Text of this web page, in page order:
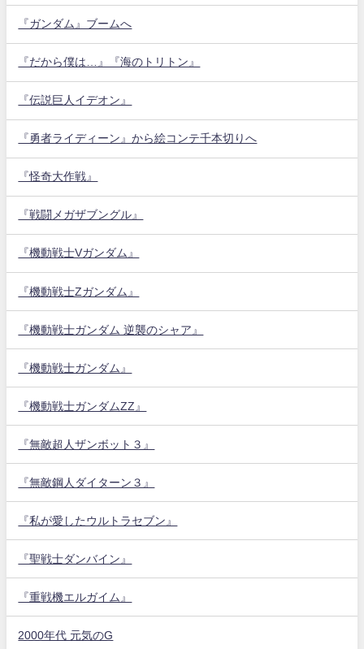
『ガンダム』ブームへ
『だから僕は…』『海のトリトン』
『伝説巨人イデオン』
『勇者ライディーン』から絵コンテ千本切りへ
『怪奇大作戦』
『戦闘メガザブングル』
『機動戦士Vガンダム』
『機動戦士Zガンダム』
『機動戦士ガンダム 逆襲のシャア』
『機動戦士ガンダム』
『機動戦士ガンダムZZ』
『無敵超人ザンボット３』
『無敵鋼人ダイターン３』
『私が愛したウルトラセブン』
『聖戦士ダンバイン』
『重戦機エルガイム』
2000年代 元気のG